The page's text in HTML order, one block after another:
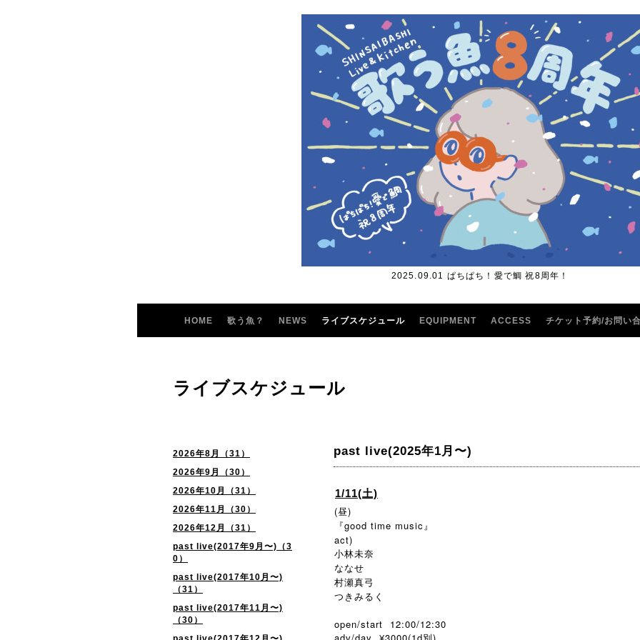
2025.09.01 ぱちぱち！愛で鯛 祝8周年！
HOME 歌う魚？ NEWS ライブスケジュール EQUIPMENT ACCESS チケット予約/お問い
2026年8月（31）
2026年9月（30）
2026年10月（31）
2026年11月（30）
2026年12月（31）
past live(2017年9月〜)（3
0）
past live(2017年10月〜)
（31）
past live(2017年11月〜)
（30）
ライブスケジュール
past live(2025年1月〜)
1/11(土)
(昼)
『good time music』
act)
小林未奈
ななせ
村瀬真弓
つきみるく
open/start 12:00/12:30